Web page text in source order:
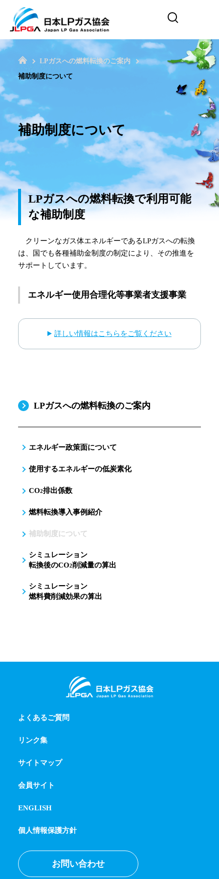
LPガスへの燃料転換のご案内
補助制度について
補助制度について
LPガスへの燃料転換で利用可能
な補助制度
クリーンなガス体エネルギーであるLPガスへの転換
は、国でも各種補助金制度の制定により、その推進を
サポートしています。
エネルギー使用合理化等事業者支援事業
詳しい情報はこちらをご覧ください
LPガスへの燃料転換のご案内
エネルギー政策面について
使用するエネルギーの低炭素化
CO2排出係数
燃料転換導入事例紹介
補助制度について
シミュレーション
転換後のCO2削減量の算出
シミュレーション
燃料費削減効果の算出
よくあるご質問
リンク集
サイトマップ
会員サイト
ENGLISH
個人情報保護方針
お問い合わせ